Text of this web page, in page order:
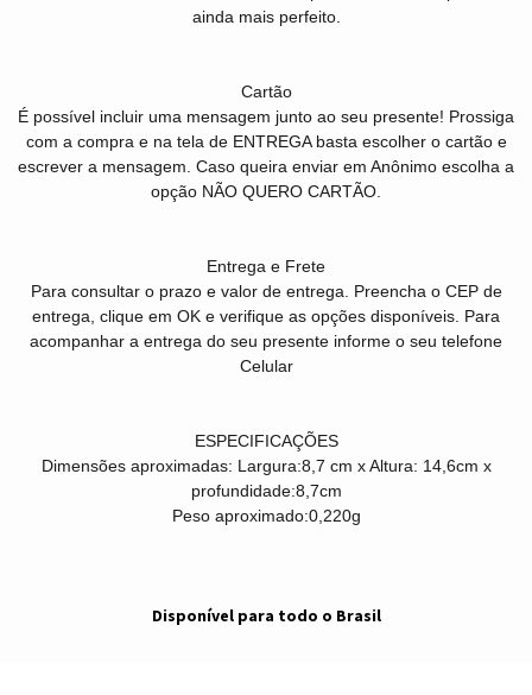
ainda mais perfeito.
Cartão
É possível incluir uma mensagem junto ao seu presente! Prossiga
com a compra e na tela de ENTREGA basta escolher o cartão e
escrever a mensagem. Caso queira enviar em Anônimo escolha a
opção NÃO QUERO CARTÃO.
Entrega e Frete
Para consultar o prazo e valor de entrega. Preencha o CEP de
entrega, clique em OK e verifique as opções disponíveis. Para
acompanhar a entrega do seu presente informe o seu telefone
Celular
ESPECIFICAÇÕES
Dimensões aproximadas: Largura:8,7 cm x Altura: 14,6cm x
profundidade:8,7cm
Peso aproximado:0,220g
Disponível para todo o Brasil